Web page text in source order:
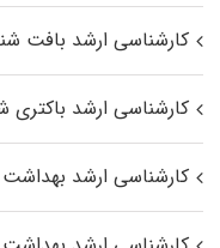
کارشناسی ارشد بافت‌
کارشناسی ارشد
کارشناسی ارشد بهداشت